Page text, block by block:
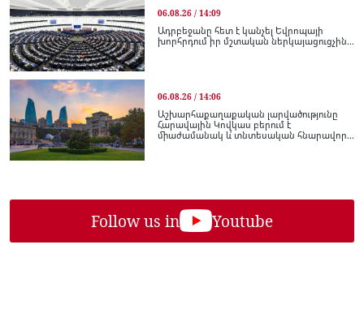
06.08.26 / 14:09
Ադրբեջանը հետ է կանչել Եվրոպայի
խորհրդում իր մշտական ներկայացուցչին...
06.08.26 / 14:06
Աշխարհաքաղաքական լարվածությունը
Հարավային Կովկաս բերում է
միաժամանակ և՛ տնտեսական հնարավոր...
Follow us in Youtube